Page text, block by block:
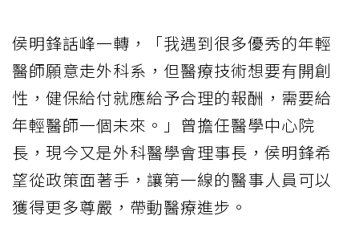
侯明鋒話峰一轉，「我遇到很多優秀的年輕
醫師願意走外科系，但醫療技術想要有開創
性，健保給付就應給予合理的報酬，需要給
年輕醫師一個未來。」曾擔任醫學中心院
長，現今又是外科醫學會理事長，侯明鋒希
望從政策面著手，讓第一線的醫事人員可以
獲得更多尊嚴，帶動醫療進步。